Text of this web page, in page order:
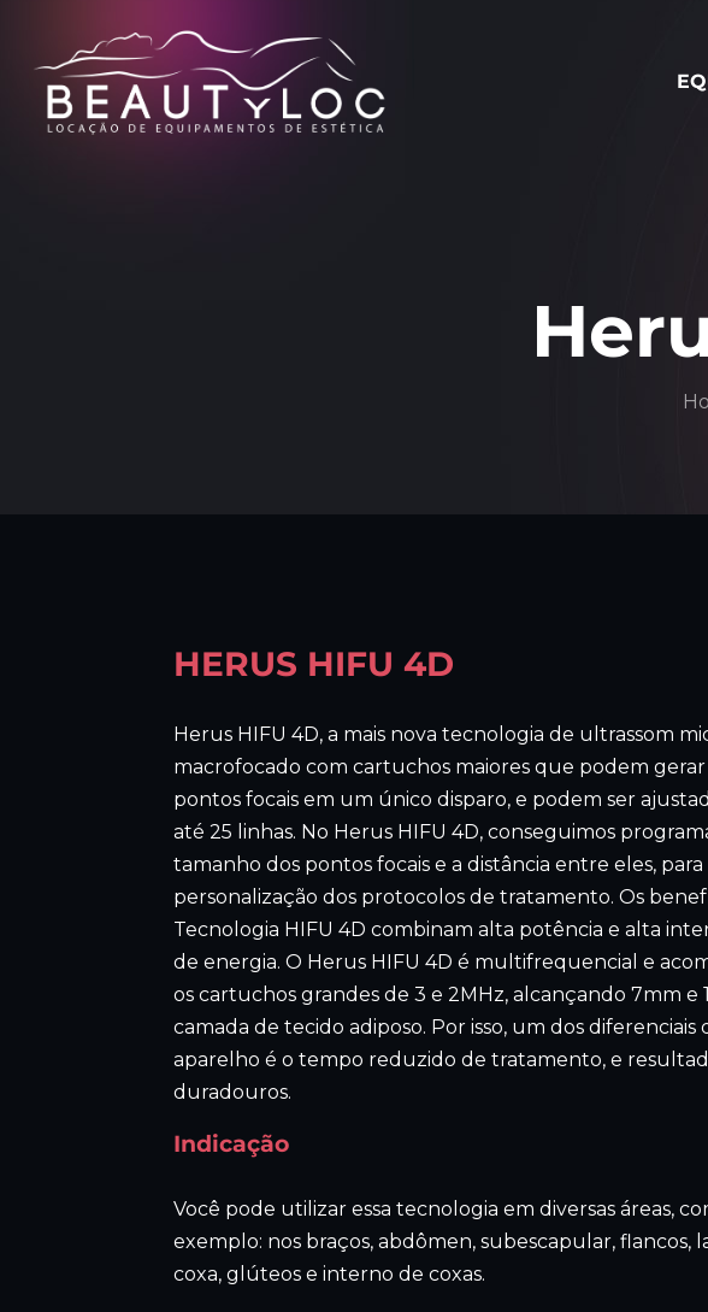
HERUS HIFU 4D
Herus HIFU 4D, a mais nova tecnologia de ultrassom
macrofocado com cartuchos maiores que podem
pontos focais em um único disparo, e podem ser
até 25 linhas. No Herus HIFU 4D, conseguimos
tamanho dos pontos focais e a distância entre eles, para
personalização dos protocolos de tratamento. Os
Tecnologia HIFU 4D combinam alta potência e alta
de energia. O Herus HIFU 4D é multifrequencial e
os cartuchos grandes de 3 e 2MHz, alcançando 7mm e
camada de tecido adiposo. Por isso, um dos diferenciais
aparelho é o tempo reduzido de tratamento, e
duradouros.
Indicação
Você pode utilizar essa tecnologia em diversas áreas,
exemplo: nos braços, abdômen, subescapular, flancos,
coxa, glúteos e interno de coxas.